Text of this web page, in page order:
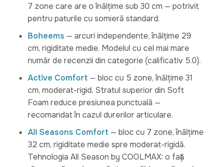
7 zone care are o înălțime sub 30 cm — potrivit
pentru paturile cu somieră standard.
Boheems — arcuri independente, înălțime 29
cm, rigiditate medie. Modelul cu cel mai mare
număr de recenzii din categorie (calificativ 5.0).
Active Comfort — bloc cu 5 zone, înălțime 31
cm, moderat-rigid. Stratul superior din Soft
Foam reduce presiunea punctuală —
recomandat în cazul durerilor articulare.
All Seasons Comfort — bloc cu 7 zone, înălțime
32 cm, rigiditate medie spre moderat-rigidă.
Tehnologia All Season by COOLMAX: o față